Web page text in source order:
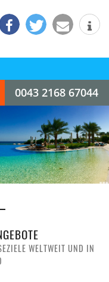
0043 2168 67044
WELTWEIT UND IN